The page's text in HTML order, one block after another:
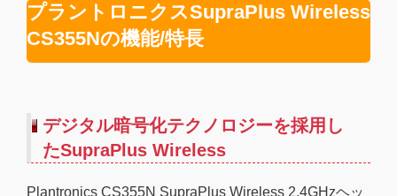
プラントロニクスSupraPlus Wireless
CS355Nの機能/特長
デジタル暗号化テクノロジーを採用し
たSupraPlus Wireless
Plantronics CS355N SupraPlus Wireless 2.4GHzヘッ